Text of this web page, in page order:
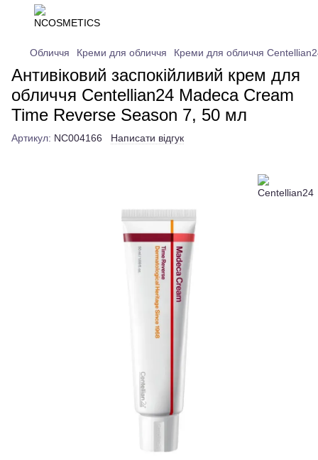
Обличчя Креми для обличчя Креми для обличчя
Антивіковий заспокійливий крем для
обличчя Centellian24 Madeca Cream
Time Reverse Season 7, 50 мл
Артикул: NC004166 Написати відгук